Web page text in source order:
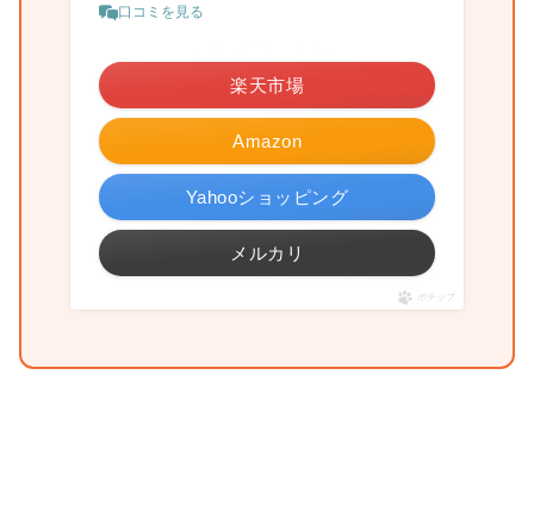
口コミを見る
Amazon
楽天市場
Yahooショッピング
メルカリ
ポチップ